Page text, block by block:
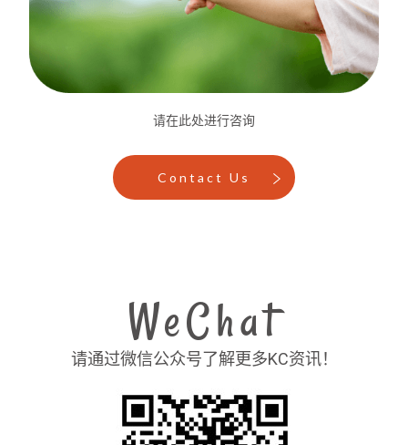
请在此处进行咨询
Contact Us
WeChat
请通过微信公众号了解更多KC资讯！